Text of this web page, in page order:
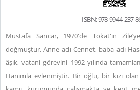
ISBN: 978-9944-237-
Mustafa Sancar, 1970'de Tokat'ın
doğmuştur. Anne adı Cennet, baba adı
âşık, vatani görevini 1992 yılında
Hanımla evlenmiştir. Bir oğlu, bir kızı